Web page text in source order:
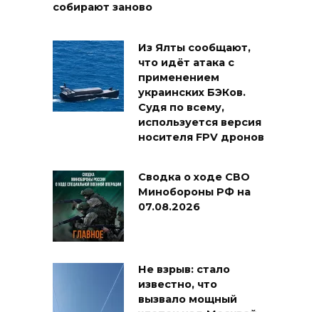
собирают заново
Из Ялты сообщают,
что идёт атака с
применением
украинских БЭКов.
Судя по всему,
используется версия
носителя FPV дронов
Сводка о ходе СВО
Минобороны РФ на
07.08.2026
Не взрыв: стало
известно, что
вызвало мощный